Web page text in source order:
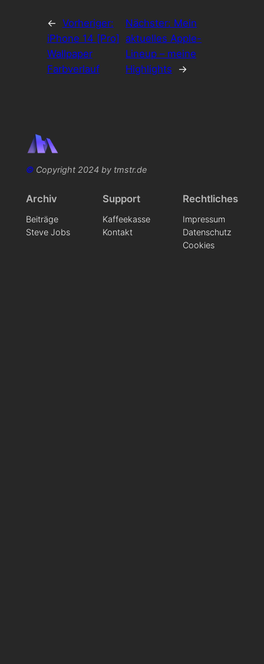
← Vorheriger:
iPhone 14 [Pro]
Wallpaper
Farbverlauf
Nächster: Mein
aktuelles Apple-
Lineup – meine
Highlights
→
©Copyright 2024 by tmstr.de
Archiv
Beiträge
Steve Jobs
Support
Kaffeekasse
Kontakt
Rechtliches
Impressum
Datenschutz
Cookies